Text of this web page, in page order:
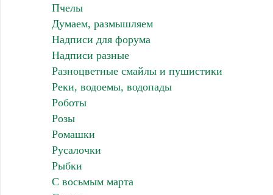
Пчелы
Думаем, размышляем
Надписи для форума
Надписи разные
Разноцветные смайлы и пушистики
Реки, водоемы, водопады
Роботы
Розы
Ромашки
Русалочки
Рыбки
С восьмым марта